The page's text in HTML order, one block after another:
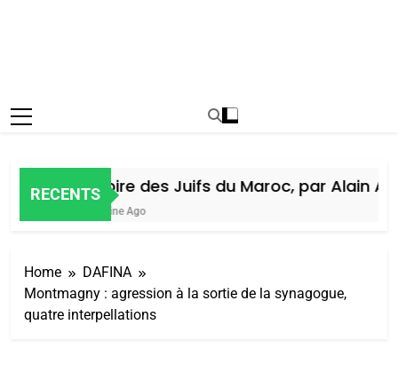
RECENTS
Histoire des Juifs du Maroc, par Alain
1 Semaine Ago
Home
DAFINA
Montmagny : agression à la sortie de la synagogue,
quatre interpellations